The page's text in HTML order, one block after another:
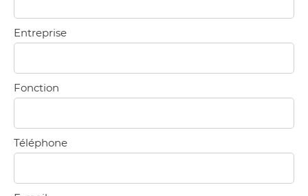
Entreprise
Fonction
Téléphone